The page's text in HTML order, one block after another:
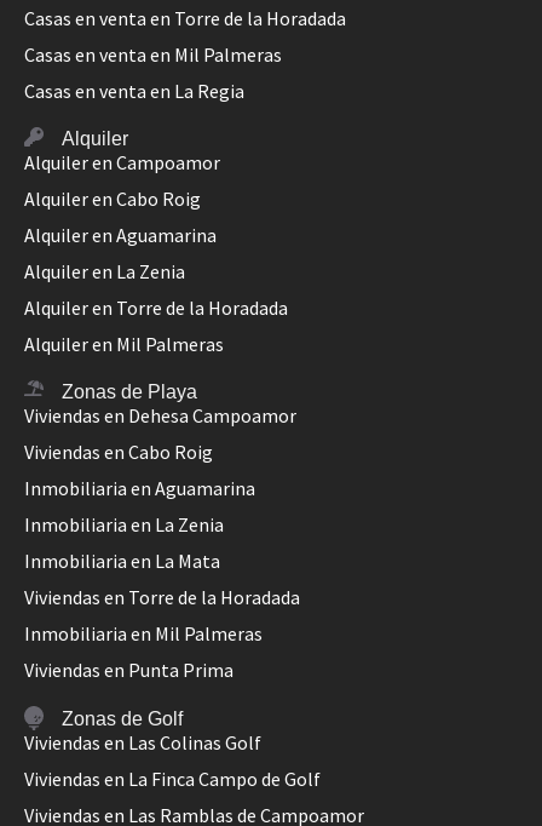
Casas en venta en Torre de la Horadada
Casas en venta en Mil Palmeras
Casas en venta en La Regia
Alquiler
Alquiler en Campoamor
Alquiler en Cabo Roig
Alquiler en Aguamarina
Alquiler en La Zenia
Alquiler en Torre de la Horadada
Alquiler en Mil Palmeras
Zonas de Playa
Viviendas en Dehesa Campoamor
Viviendas en Cabo Roig
Inmobiliaria en Aguamarina
Inmobiliaria en La Zenia
Inmobiliaria en La Mata
Viviendas en Torre de la Horadada
Inmobiliaria en Mil Palmeras
Viviendas en Punta Prima
Zonas de Golf
Viviendas en Las Colinas Golf
Viviendas en La Finca Campo de Golf
Viviendas en Las Ramblas de Campoamor